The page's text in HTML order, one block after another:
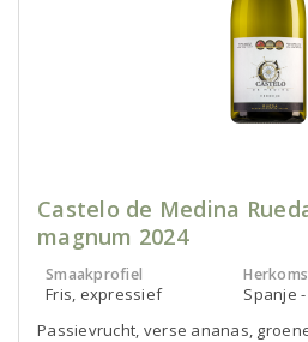
Castelo de Medina
magnum 2024
Smaakprofiel
Fris, expressief
Spanje
Passievrucht, verse ananas,